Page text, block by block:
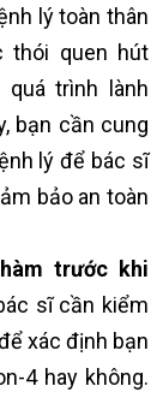
lý toàn thân
thói quen hút
trình lành
bạn cần cung
lý để bác sĩ
bảo an toàn
trước khi
sĩ cần kiểm
xác định bạn
4 hay không.